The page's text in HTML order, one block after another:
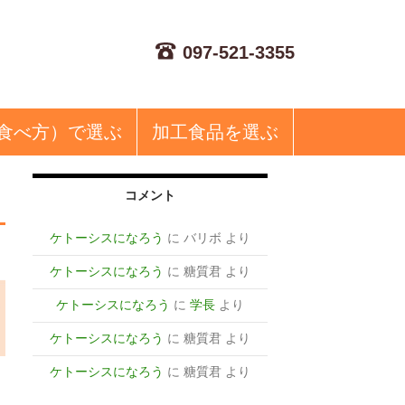
097-521-3355
べ方）で選ぶ 加工食品を選ぶ
コメント
ケトーシスになろう にバリボ より
ケトーシスになろう に糖質君 より
ケトーシスになろう に学長 より
ケトーシスになろう に糖質君 より
ケトーシスになろう に糖質君 より